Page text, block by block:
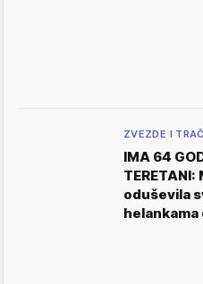
ZVEZDE I
IMA 64
oduševila